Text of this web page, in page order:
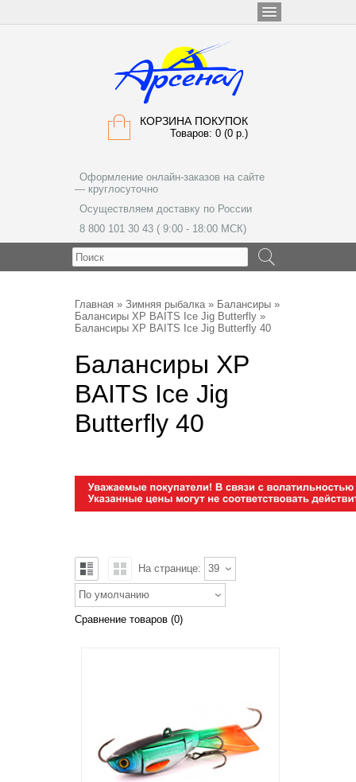
КОРЗИНА ПОКУПОК
Товаров: 0 (0 р.)
Оформление онлайн-заказов на сайте
— круглосуточно
Осуществляем доставку по России
8 800 101 30 43 ( 9:00 - 18:00 МСК)
Главная » Зимняя рыбалка» Балансиры »
Балансиры XP BAITS Ice Jig Butterfly »
Балансиры XP BAITS Ice Jig Butterfly 40
Балансиры XP
BAITS Ice Jig
Butterfly 40
На странице: 39
По умолчанию
Сравнение товаров (0)